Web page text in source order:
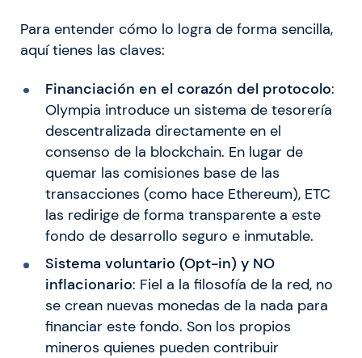
Para entender cómo lo logra de forma sencilla,
aquí tienes las claves:
Financiación en el corazón del protocolo:
Olympia introduce un sistema de tesorería
descentralizada directamente en el
consenso de la blockchain. En lugar de
quemar las comisiones base de las
transacciones (como hace Ethereum), ETC
las redirige de forma transparente a este
fondo de desarrollo seguro e inmutable.
Sistema voluntario (Opt-in) y NO
inflacionario: Fiel a la filosofía de la red, no
se crean nuevas monedas de la nada para
financiar este fondo. Son los propios
mineros quienes pueden contribuir